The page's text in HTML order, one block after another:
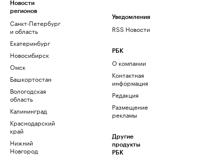
Новости
регионов
Санкт-Петербург
и область
Екатеринбург
Новосибирск
Омск
Башкортостан
Вологодская
область
Калининград
Краснодарский
край
Нижний
Новгород
Уведомления
RSS Новости
РБК
О компании
Контактная
информация
Редакция
Размещение
рекламы
Другие
продукты
РБК